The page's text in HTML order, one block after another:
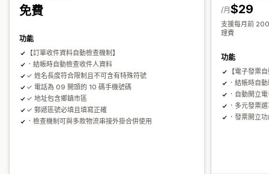
免費
功能
【訂單收件資料自動檢查機制】
．結帳時自動檢查收件人資料
✓ 姓名長度符合限制且不可含有特殊符號
✓ 電話為 09 開頭的 10 碼手機號碼
✓ 地址包含鄉鎮市區
✓ 郵遞區號必填且填寫正確
．檢查機制可與多款物流串接外掛合併使用
$29
/月
支援每月前
理費
功能
【電子發票
．結帳時自
．自動開立
．多元發票
．發票開立